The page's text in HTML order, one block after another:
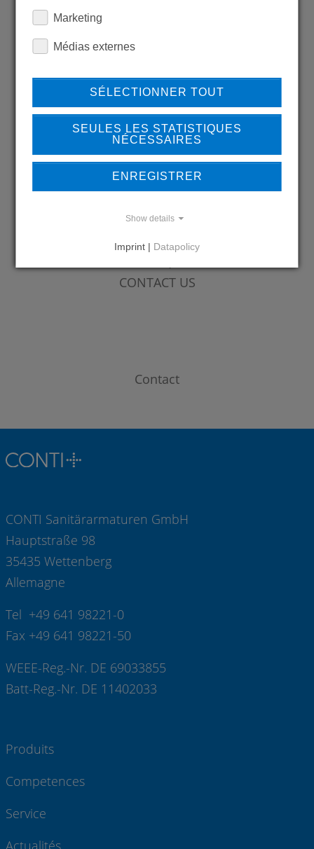
LEARN MORE ABOUT
OUR REFERENCES
REFERENCES
CONTACT US
Contact
CONTI Sanitärarmaturen GmbH
Hauptstraße 98
35435 Wettenberg
Allemagne
Tel +49 641 98221-0
Fax +49 641 98221-50
WEEE-Reg.-Nr. DE 69033855
Batt-Reg.-Nr. DE 11402033
Produits
Competences
Service
Actualités
Marketing
Médias externes
SÉLECTIONNER TOUT
SEULES LES STATISTIQUES
NÉCESSAIRES
ENREGISTRER
Show details
Imprint | Datapolicy